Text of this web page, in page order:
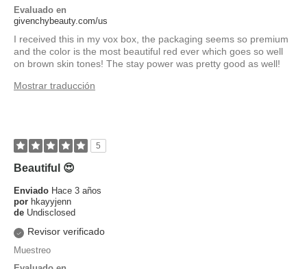
Evaluado en
givenchybeauty.com/us
I received this in my vox box, the packaging seems so premium
and the color is the most beautiful red ever which goes so well
on brown skin tones! The stay power was pretty good as well!
Mostrar traducción
5
Beautiful 😍
Enviado Hace 3 años
por hkayyjenn
de Undisclosed
Revisor verificado
Muestreo